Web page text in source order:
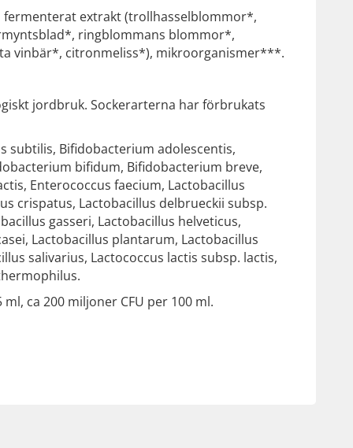
extrakt (trollhasselblommor*,
ringblommans blommor*,
vinbär*, citronmeliss*), mikroorganismer***.
jordbruk. Sockerarterna har förbrukats
Bifidobacterium adolescentis,
bifidum, Bifidobacterium breve,
Enterococcus faecium, Lactobacillus
crispatus, Lactobacillus delbrueckii subsp.
gasseri, Lactobacillus helveticus,
Lactobacillus plantarum, Lactobacillus
salivarius, Lactococcus lactis subsp. lactis,
ca 200 miljoner CFU per 100 ml.